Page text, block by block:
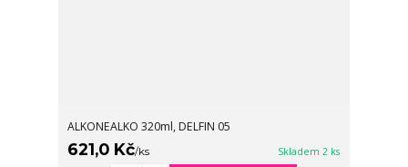
ALKONEALKO 320ml, DELFIN 05
621,0 Kč/ks Skladem 2 ks